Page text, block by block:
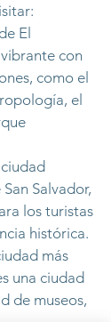
El
con
como el
el
Salvador,
los turistas
histórica.
más
una ciudad
de museos,